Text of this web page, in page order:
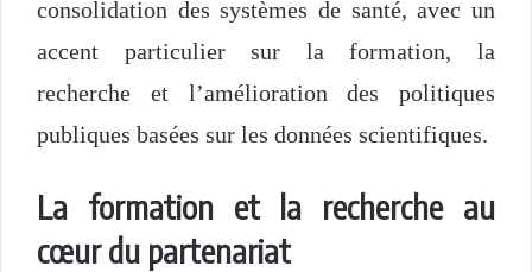
consolidation des systèmes de santé, avec un
accent particulier sur la formation, la
recherche et l’amélioration des politiques
publiques basées sur les données scientifiques.
La formation et la recherche au
cœur du partenariat